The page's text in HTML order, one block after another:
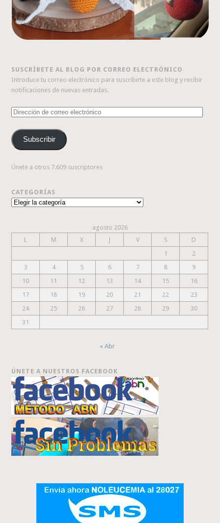
SUSCRÍBETE AL BLOG POR CORREO ELECTRÓNICO
Introduce tu correo electrónico para suscribirte a este blog y recibir
notificaciones de nuevas entradas.
Dirección
correo
electrónico
Subscribir
Únete a otros 7.609 suscriptores
CATEGORÍAS
Categorías
agosto 2026
L
M X J V S
D
1
2
3
4 5 6 7 8
9
10
11 12 13 14 15
16
17
18 19 20 21 22
23
24
25 26 27 28 29
30
31
« Abr
ÚNETE A NUESTROS FACEBOOK